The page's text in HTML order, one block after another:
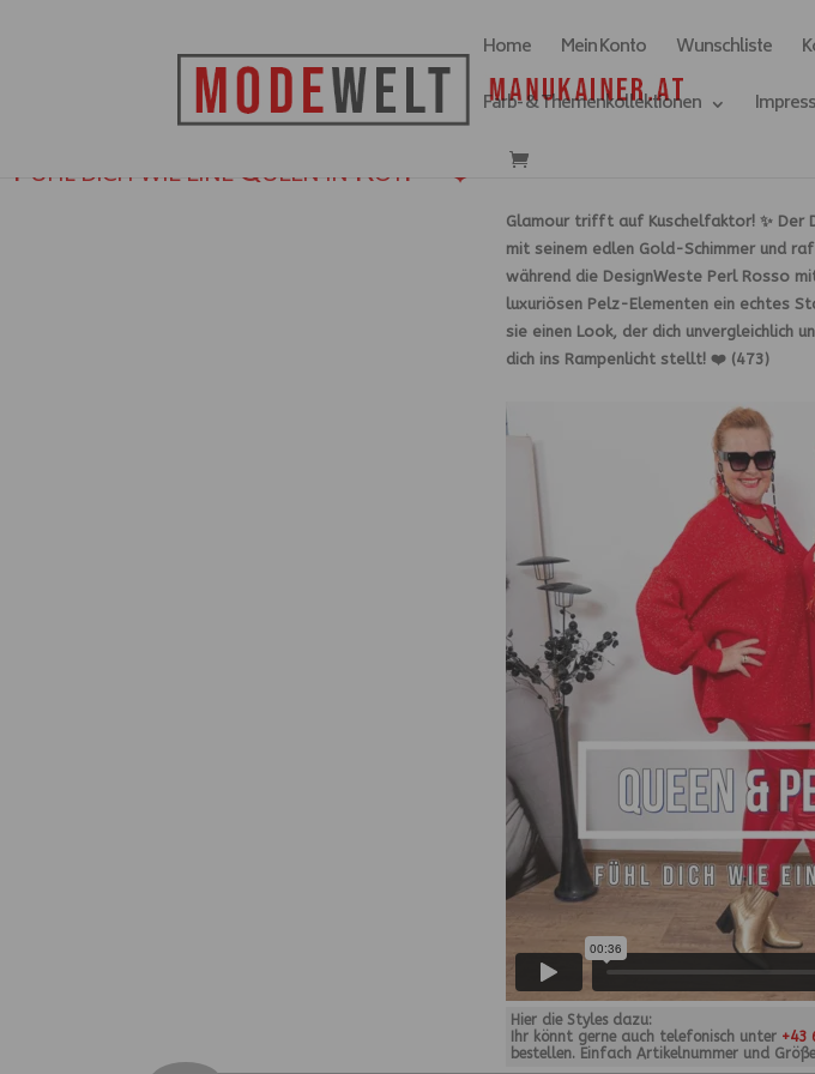
Home Mein Konto Wunschliste
Farb- & Themenkollektionen
Fühl dich wie eine Queen in Rot! 👑❤️
Glamour trifft auf Kuschelfaktor! ✨ Der
mit seinem edlen Gold-Schimmer und
während die DesignWeste Perl Rosso
luxuriösen Pelz-Elementen ein echtes
sie einen Look, der dich unvergleichlich
dich ins Rampenlicht stellt! ❤️ (473)
Hier die Styles dazu:
Ihr könnt gerne auch telefonisch unter +43
bestellen. Einfach Artikelnummer und